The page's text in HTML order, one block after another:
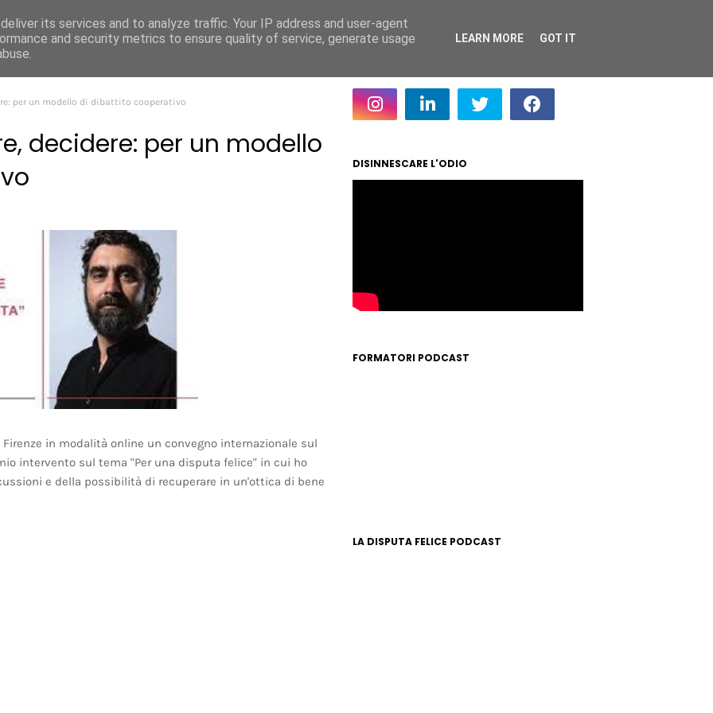
Pubblicazioni Contatti Video
per un modello di dibattito cooperativo
decidere: per un modello
in modalità online un convegno internazionale sul
intervento sul tema "Per una disputa felice" in cui ho
e della possibilità di recuperare in un'ottica di bene
DISINNESCARE L'ODIO
FORMATORI PODCAST
LA DISPUTA FELICE PODCAST
its services and to analyze traffic. Your IP address and user-agent
and security metrics to ensure quality of service, generate usage
LEARN MORE GOT IT